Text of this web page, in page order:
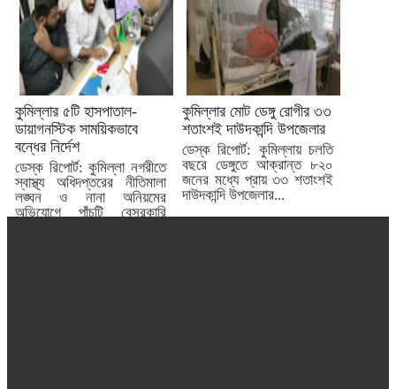
কুমিল্লার ৫টি হাসপাতাল-
ডায়াগনস্টিক সাময়িকভাবে
বন্ধের নির্দেশ
ডেস্ক রিপোর্ট: কুমিল্লা নগরীতে
স্বাস্থ্য অধিদপ্তরের নীতিমালা
লঙ্ঘন ও নানা অনিয়মের
অভিযোগে পাঁচটি বেসরকারি
কুমিল্লার মোট ডেঙ্গু রোগীর ৩৩
শতাংশই দাউদকান্দি উপজেলার
ডেস্ক রিপোর্ট: কুমিল্লায় চলতি
বছরে ডেঙ্গুতে আক্রান্ত ৮২০
জনের মধ্যে প্রায় ৩৩ শতাংশই
দাউদকান্দি উপজেলার...